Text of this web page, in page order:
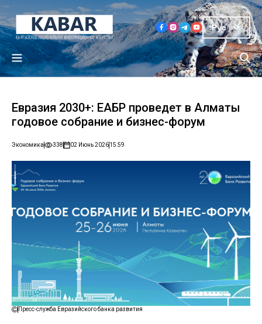
Рус
Евразия 2030+: ЕАБР проведет в Алматы
годовое собрание и бизнес-форум
Экономика 338 02 Июнь 202615:59
Пресс-служба Евразийского банка развития